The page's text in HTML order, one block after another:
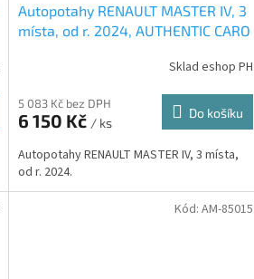
Autopotahy RENAULT MASTER IV, 3
místa, od r. 2024, AUTHENTIC CARO
Sklad eshop PH
5 083 Kč bez DPH
6 150 Kč / ks
Do košíku
Autopotahy RENAULT MASTER IV, 3 místa,
od r. 2024.
Kód: AM-85015